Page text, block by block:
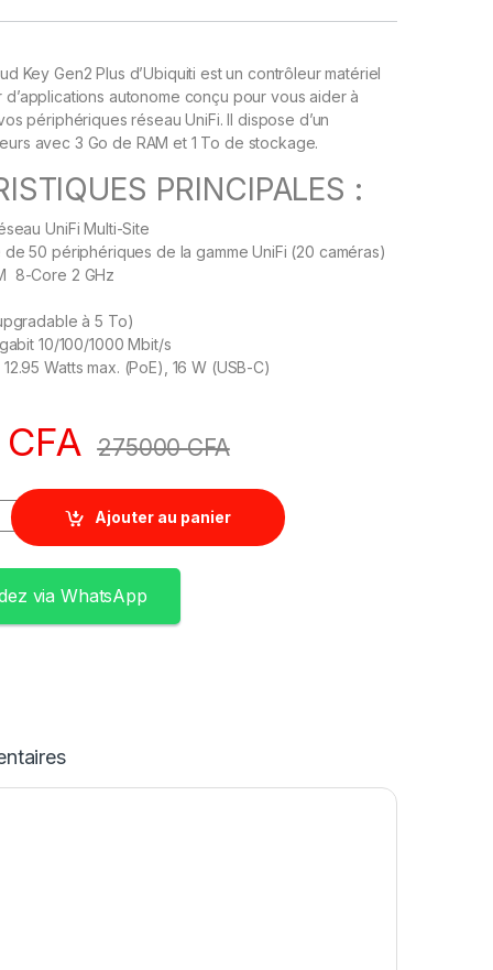
Key Gen2 Plus d’Ubiquiti est un contrôleur matériel
autonome conçu pour vous aider à
périphériques réseau UniFi. Il dispose d’un
avec 3 Go de RAM et 1 To de stockage.
PRINCIPALES :
UniFi Multi-Site
50 périphériques de la gamme UniFi (20 caméras)
8-Core 2 GHz
à 5 To)
10/100/1000 Mbit/s
Watts max. (PoE), 16 W (USB-C)
CFA 275000CFA
Ajouter au panier
via WhatsApp